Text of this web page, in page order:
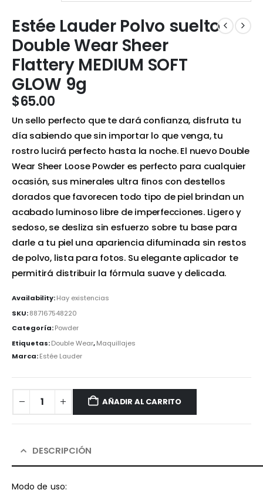
Estée Lauder Polvo suelto
Double Wear Sheer
Flattery MEDIUM SOFT
GLOW 9g
$65.00
Un sello perfecto que te dará confianza, disfruta tu
día sabiendo que sin importar lo que venga, tu
rostro lucirá perfecto hasta la noche. El nuevo Double
Wear Sheer Loose Powder es perfecto para cualquier
ocasión, sus minerales ultra finos con destellos
dorados que favorecen todo tipo de piel brindan un
acabado luminoso libre de imperfecciones. Ligero y
sedoso, se desliza sin esfuerzo sobre tu base para
darle a tu piel una apariencia difuminada sin restos
de polvo, lista para fotos. Su elegante aplicador te
permitirá distribuir la fórmula suave y delicada.
Availability:Hay existencias
SKU:887167548220
Categoría:Powder
Etiquetas:Double Wear,Maquillajes
Marca:Estée Lauder
AÑADIR AL CARRITO
DESCRIPCIÓN
Modo de uso: